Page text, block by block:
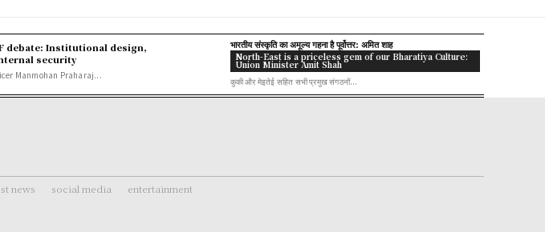
debate: Institutional design,
security
Manmohan Praharaj...
भारतीय संस्कृति का अमूल्य गहना है पूर्वोत्तर: अमित शाह
North-East is a priceless gem of our Bharatiya Culture:
Union Minister Amit Shah
कुकी और मेइतेई सहित सभी प्रमुख संगठनों...
news social media entertainment